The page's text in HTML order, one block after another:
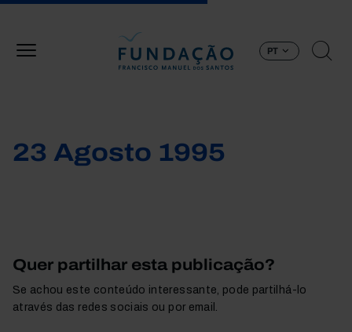
PT
23 Agosto 1995
Quer partilhar esta publicação?
Se achou este conteúdo interessante, pode partilhá-lo
através das redes sociais ou por email.